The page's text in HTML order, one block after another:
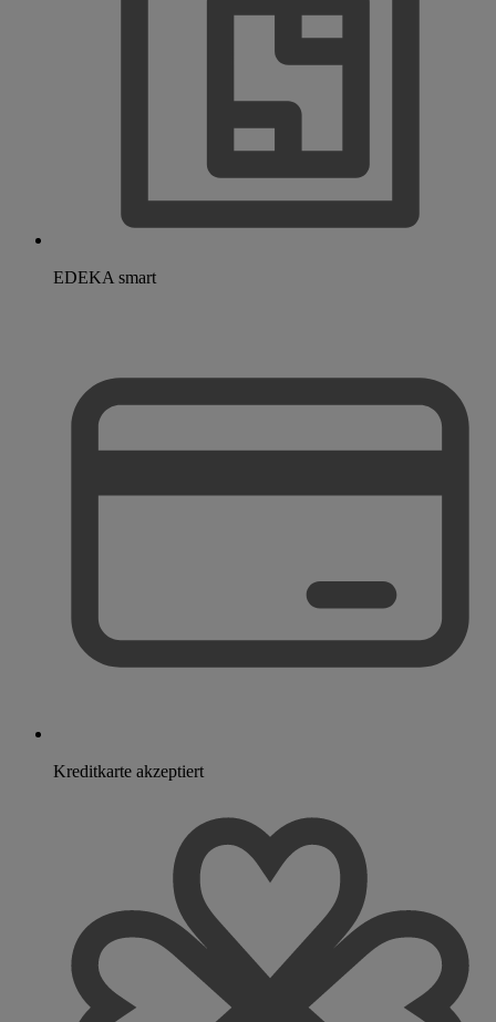
EDEKA smart
Kreditkarte akzeptiert